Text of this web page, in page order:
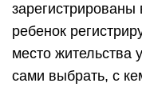
ребенок
место жительства
сами выбрать, с